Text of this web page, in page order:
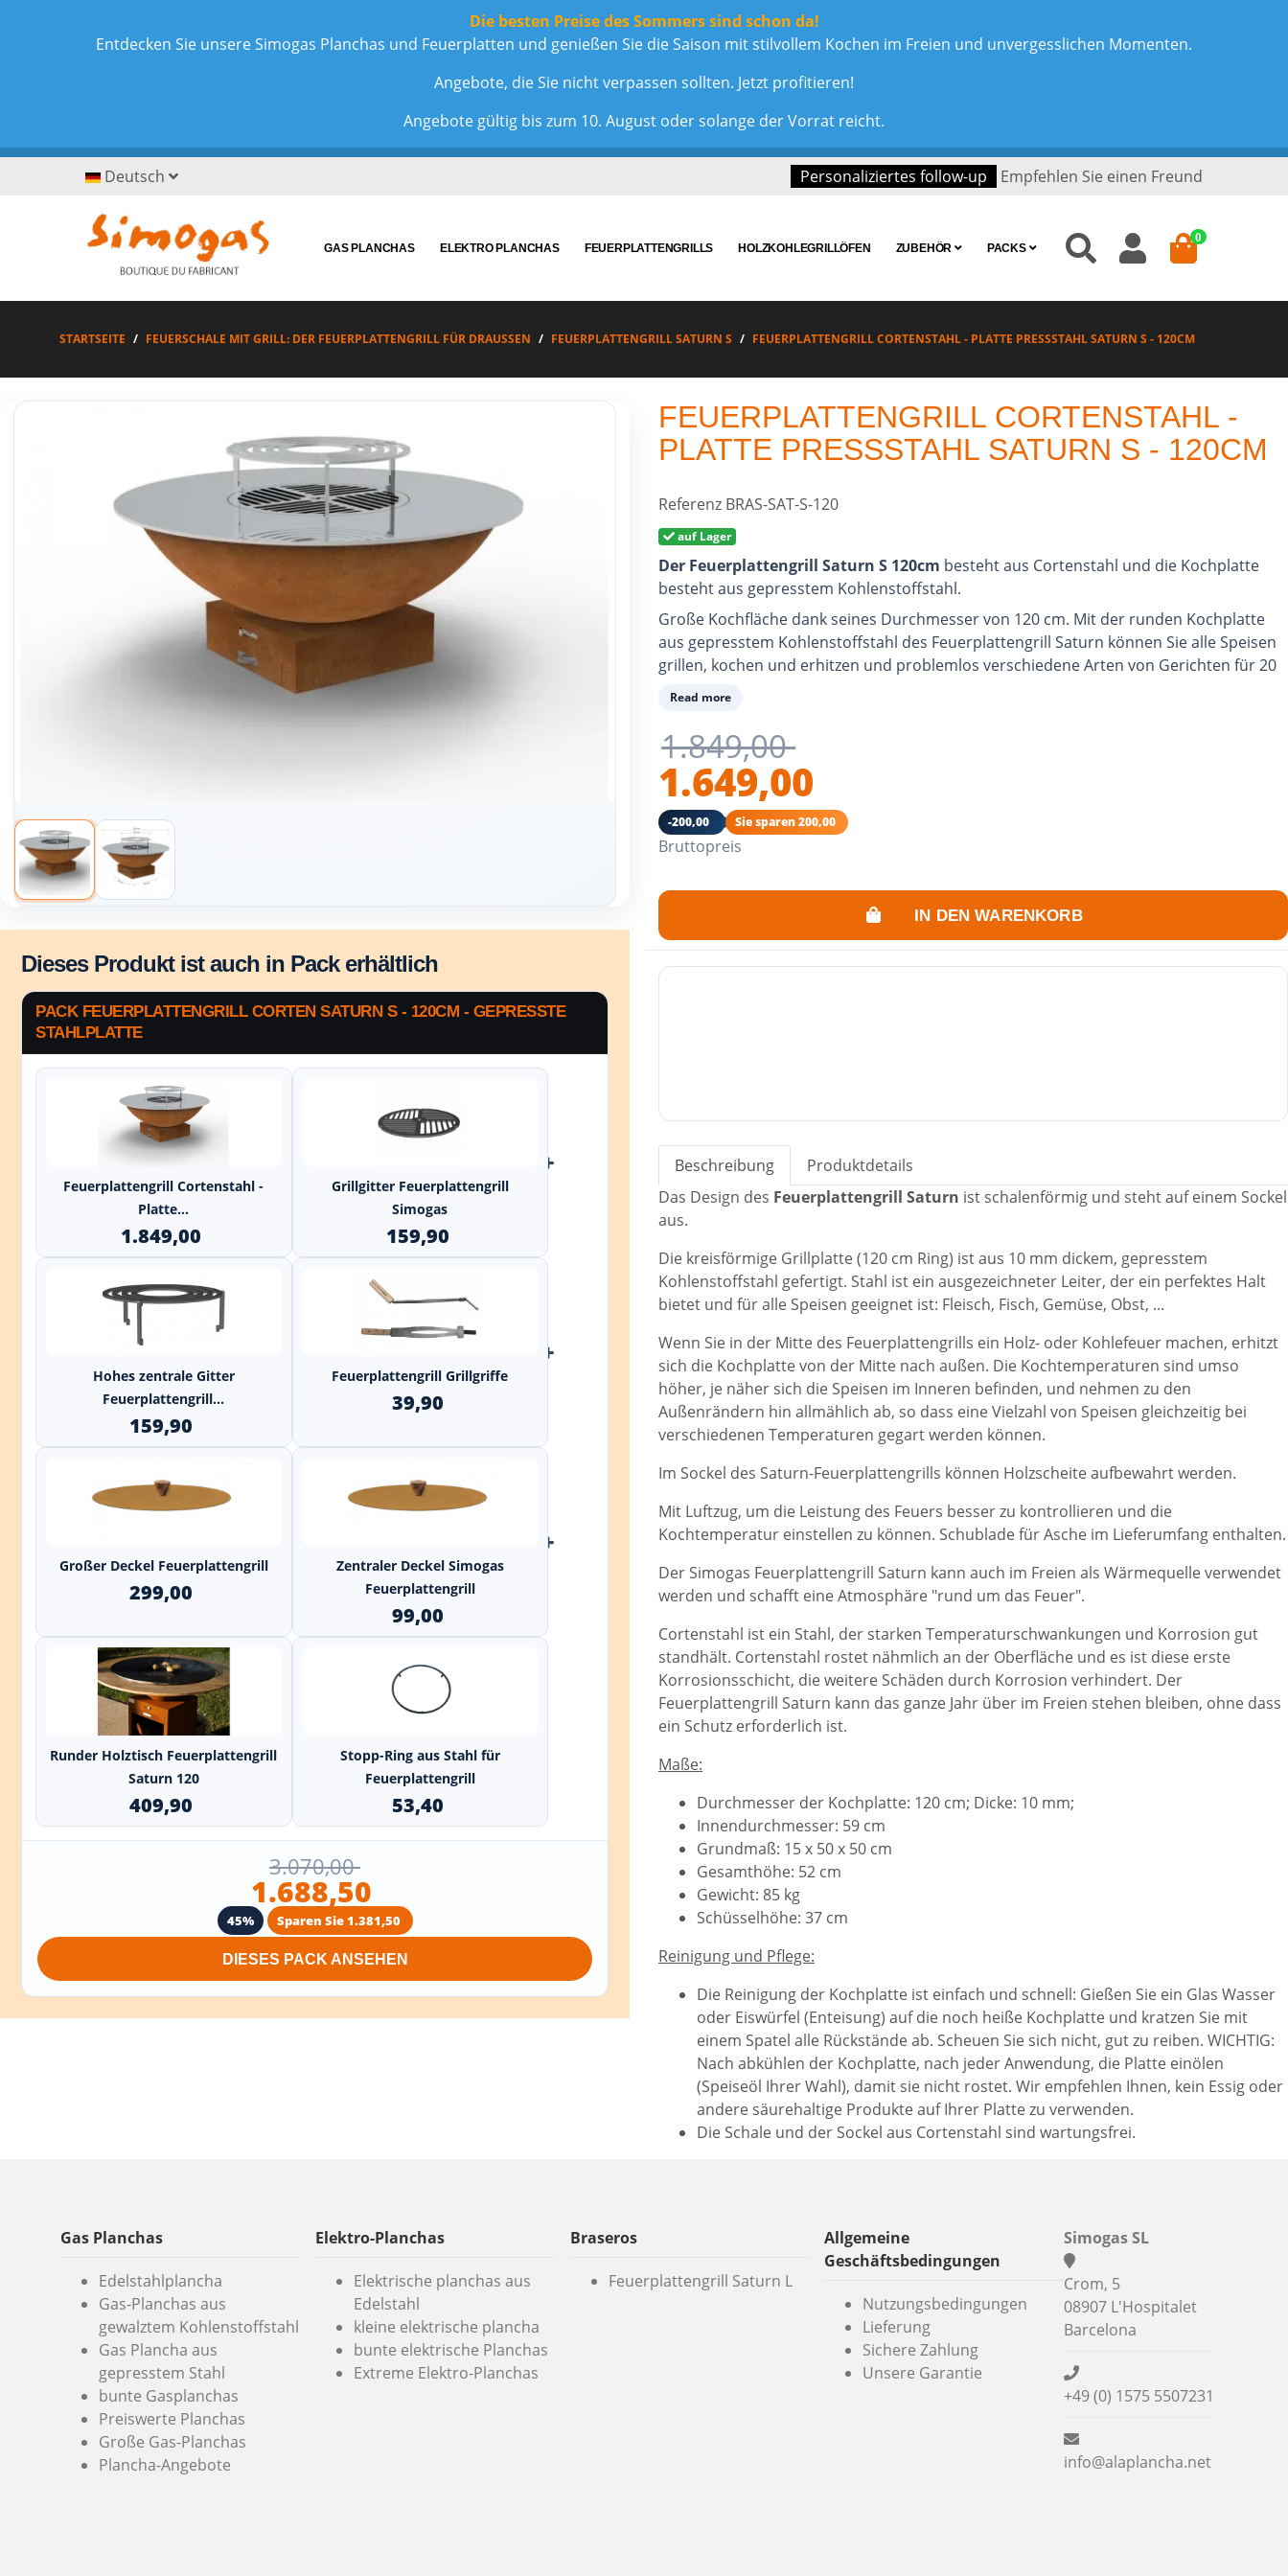
Die besten Preise des Sommers sind schon da!
Entdecken Sie unsere Simogas Planchas und Feuerplatten und genießen Sie die Saison mit stilvollem Kochen im Freien und unvergesslichen Momenten.
Angebote, die Sie nicht verpassen sollten. Jetzt profitieren!
Angebote gültig bis zum 10. August oder solange der Vorrat reicht.
Deutsch Personaliziertes follow-up Empfehlen Sie einen Freund
GAS PLANCHAS ELEKTRO PLANCHAS FEUERPLATTENGRILLS HOLZKOHLEGRILLÖFEN ZUBEHÖR PACKS
0
STARTSEITE FEUERSCHALE MIT GRILL: DER FEUERPLATTENGRILL FÜR DRAUSSEN FEUERPLATTENGRILL SATURN S FEUERPLATTENGRILL CORTENSTAHL - PLATTE PRESSSTAHL SATURN S - 120CM
FEUERPLATTENGRILL CORTENSTAHL -
PLATTE PRESSSTAHL SATURN S - 120CM
Referenz BRAS-SAT-S-120
auf Lager
Der Feuerplattengrill Saturn S 120cm besteht aus Cortenstahl und die Kochplatte
besteht aus gepresstem Kohlenstoffstahl.
Große Kochfläche dank seines Durchmesser von 120 cm. Mit der runden Kochplatte
aus gepresstem Kohlenstoffstahl des Feuerplattengrill Saturn können Sie alle Speisen
grillen, kochen und erhitzen und problemlos verschiedene Arten von Gerichten für 20
oder mehr Personen zubereiten.
Kochtemperatur anzupassen.
Ascheschublade im Lieferumfang enthalten.
Zudem macht sein Feuer aus Ihrem Garten einen gastfreundlichen und gemütlichen
Lebensraum.
Read more
1.849,00
1.649,00
-200,00 Sie sparen 200,00
Bruttopreis
IN DEN WARENKORB
Beschreibung
Produktdetails
Das Design des Feuerplattengrill Saturn ist schalenförmig und steht auf einem Sockel
aus.
Die kreisförmige Grillplatte (120 cm Ring) ist aus 10 mm dickem, gepresstem
Kohlenstoffstahl gefertigt. Stahl ist ein ausgezeichneter Leiter, der ein perfektes Halt
bietet und für alle Speisen geeignet ist: Fleisch, Fisch, Gemüse, Obst, ...
Wenn Sie in der Mitte des Feuerplattengrills ein Holz- oder Kohlefeuer machen, erhitzt
sich die Kochplatte von der Mitte nach außen. Die Kochtemperaturen sind umso
höher, je näher sich die Speisen im Inneren befinden, und nehmen zu den
Außenrändern hin allmählich ab, so dass eine Vielzahl von Speisen gleichzeitig bei
verschiedenen Temperaturen gegart werden können.
Im Sockel des Saturn-Feuerplattengrills können Holzscheite aufbewahrt werden.
Mit Luftzug, um die Leistung des Feuers besser zu kontrollieren und die
Kochtemperatur einstellen zu können. Schublade für Asche im Lieferumfang enthalten.
Der Simogas Feuerplattengrill Saturn kann auch im Freien als Wärmequelle verwendet
werden und schafft eine Atmosphäre "rund um das Feuer".
Cortenstahl ist ein Stahl, der starken Temperaturschwankungen und Korrosion gut
standhält. Cortenstahl rostet nähmlich an der Oberfläche und es ist diese erste
Korrosionsschicht, die weitere Schäden durch Korrosion verhindert. Der
Feuerplattengrill Saturn kann das ganze Jahr über im Freien stehen bleiben, ohne dass
ein Schutz erforderlich ist.
Maße:
Durchmesser der Kochplatte: 120 cm; Dicke: 10 mm;
Innendurchmesser: 59 cm
Grundmaß: 15 x 50 x 50 cm
Gesamthöhe: 52 cm
Gewicht: 85 kg
Schüsselhöhe: 37 cm
Reinigung und Pflege:
Die Reinigung der Kochplatte ist einfach und schnell: Gießen Sie ein Glas Wasser
oder Eiswürfel (Enteisung) auf die noch heiße Kochplatte und kratzen Sie mit
einem Spatel alle Rückstände ab. Scheuen Sie sich nicht, gut zu reiben. WICHTIG:
Nach abkühlen der Kochplatte, nach jeder Anwendung, die Platte einölen
(Speiseöl Ihrer Wahl), damit sie nicht rostet. Wir empfehlen Ihnen, kein Essig oder
andere säurehaltige Produkte auf Ihrer Platte zu verwenden.
Die Schale und der Sockel aus Cortenstahl sind wartungsfrei.
Dieses Produkt ist auch in Pack erhältlich
PACK FEUERPLATTENGRILL CORTEN SATURN S - 120CM - GEPRESSTE
STAHLPLATTE
Feuerplattengrill Cortenstahl -
Platte...
1.849,00
Grillgitter Feuerplattengrill
Simogas
159,90
+
Hohes zentrale Gitter
Feuerplattengrill...
159,90
Feuerplattengrill Grillgriffe
39,90
+
Großer Deckel Feuerplattengrill
299,00
Zentraler Deckel Simogas
Feuerplattengrill
99,00
+
Runder Holztisch Feuerplattengrill
Saturn 120
409,90
Stopp-Ring aus Stahl für
Feuerplattengrill
53,40
3.070,00
1.688,50
45% Sparen Sie 1.381,50
DIESES PACK ANSEHEN
Gas Planchas
Edelstahlplancha
Gas-Planchas aus
gewalztem Kohlenstoffstahl
Gas Plancha aus
gepresstem Stahl
bunte Gasplanchas
Preiswerte Planchas
Große Gas-Planchas
Plancha-Angebote
Elektro-Planchas
Elektrische planchas aus
Edelstahl
kleine elektrische plancha
bunte elektrische Planchas
Extreme Elektro-Planchas
Braseros
Feuerplattengrill Saturn L
Allgemeine
Geschäftsbedingungen
Nutzungsbedingungen
Lieferung
Sichere Zahlung
Unsere Garantie
Simogas SL
Crom, 5
08907 L'Hospitalet
Barcelona
+49 (0) 1575 5507231
info@alaplancha.net